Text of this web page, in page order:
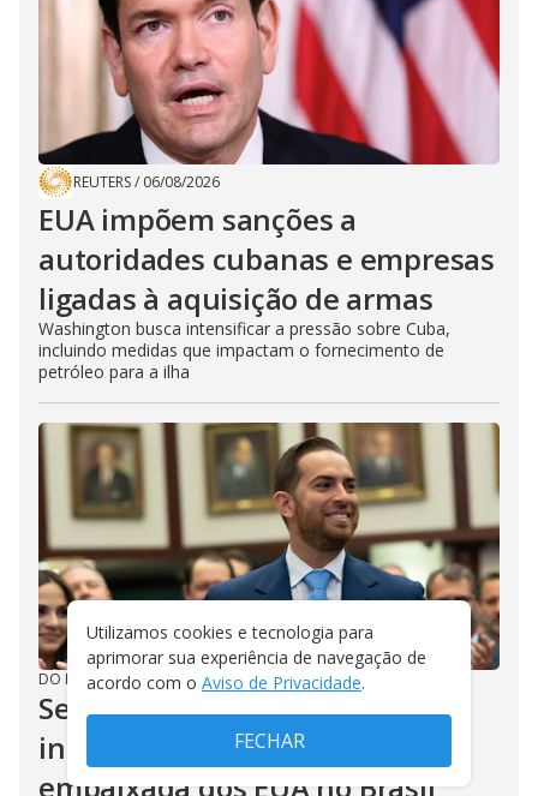
REUTERS/ 06/08/2026
EUA impõem sanções a
autoridades cubanas e empresas
ligadas à aquisição de armas
Washington busca intensificar a pressão sobre Cuba,
incluindo medidas que impactam o fornecimento de
petróleo para a ilha
DO R7 06/08/2026
Senado americano deve votar
indicação de Trump para
embaixada dos EUA no Brasil
Utilizamos cookies e tecnologia para
aprimorar sua experiência de navegação de
acordo com o Aviso de Privacidade.
FECHAR